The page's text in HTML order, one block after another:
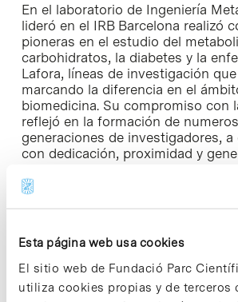
Esta página web usa cookies
El sitio web de Fundació Parc
utiliza cookies propias y de terceros
En el laboratorio de Ingeniería
lideró en el IRB Barcelona realizó
pioneras en el estudio del
carbohidratos, la diabetes y la
Lafora, líneas de investigación
marcando la diferencia en el
biomedicina. Su compromiso con
reflejó en la formación de
generaciones de investigadores,
con dedicación, proximidad y
El legado de Joan Guinovart se
más allá de sus cargos oficiales.
profunda impronta en todas las
coincidieron con él, tanto
personalmente. El PCB expresa el
pésame por su pérdida y agradece